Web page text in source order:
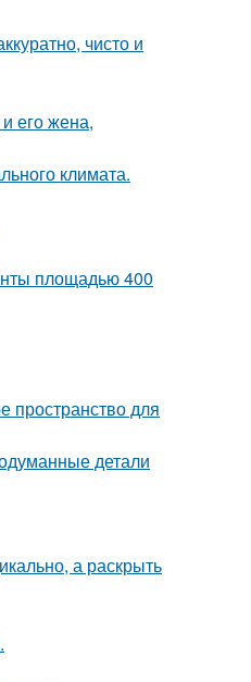
чисто и
его жена,
климата.
площадью 400
пространство для
детали
а раскрыть